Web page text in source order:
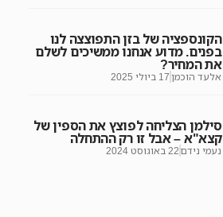
הקונספציה של בזן התפוצצה לנו
בפנים. מדוע אנחנו ממשיכים לשלם
את המחיר?
אלעד הוכמן 17 ביולי 2025
סילמן הצליחה לפוצץ את הספין של
קצא"א – אבל זו רק ההתחלה
נעמי נידם22 באוגוסט 2024